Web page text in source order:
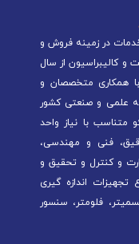
در زمینه فروش و
و کالیبراسیون از سال
با همکاری متخصصان و
علمی و صنعتی کشور
متناسب با نیاز واحد
فنی و مهندسی،
و کنترل و تحقیق و
اندازه گیری
فلومتر، سنسور